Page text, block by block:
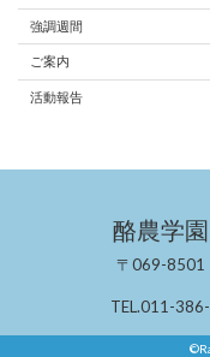
強調週間
ご案内
活動報告
酪農学
〒069-8501
TEL.011-